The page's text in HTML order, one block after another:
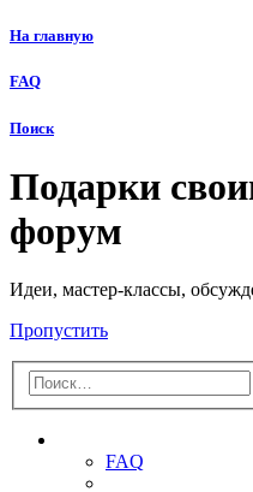
На главную
FAQ
Поиск
Подарки
форум
Идеи, мастер-классы,
Пропустить
FAQ